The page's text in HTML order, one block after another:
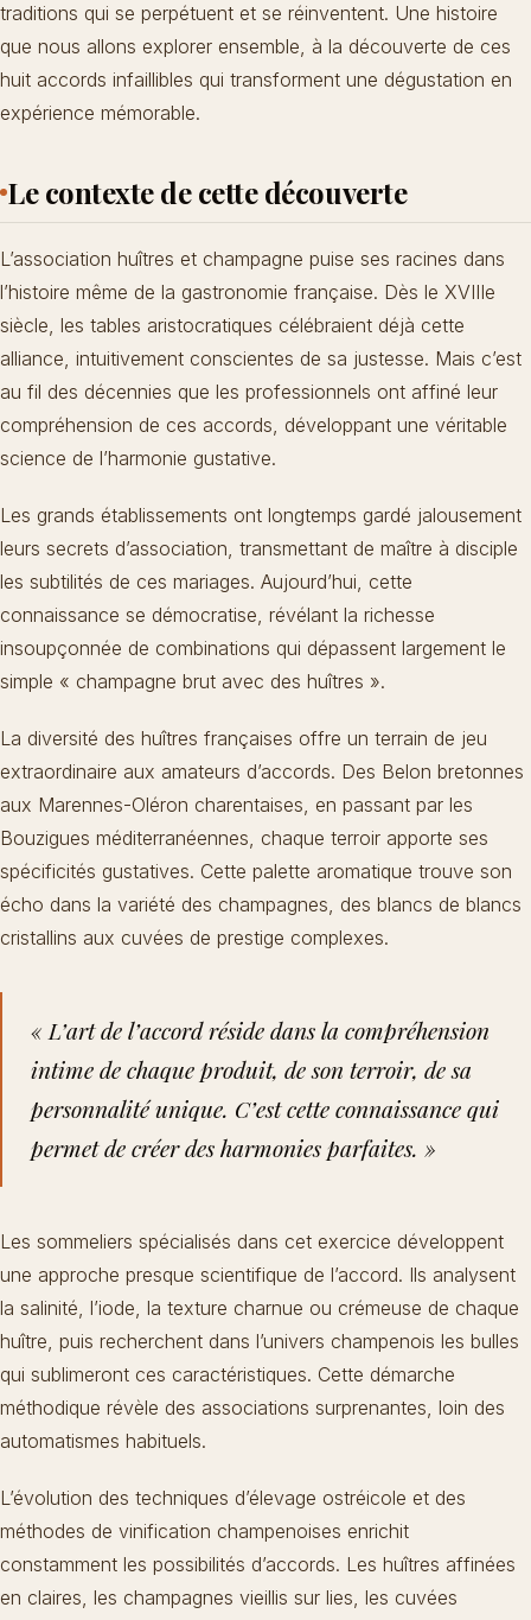
traditions qui se perpétuent et se réinventent. Une histoire
que nous allons explorer ensemble, à la découverte de ces
huit accords infaillibles qui transforment une dégustation en
expérience mémorable.
Le contexte de cette découverte
L’association huîtres et champagne puise ses racines dans
l’histoire même de la gastronomie française. Dès le XVIIIe
siècle, les tables aristocratiques célébraient déjà cette
alliance, intuitivement conscientes de sa justesse. Mais c’est
au fil des décennies que les professionnels ont affiné leur
compréhension de ces accords, développant une véritable
science de l’harmonie gustative.
Les grands établissements ont longtemps gardé jalousement
leurs secrets d’association, transmettant de maître à disciple
les subtilités de ces mariages. Aujourd’hui, cette
connaissance se démocratise, révélant la richesse
insoupçonnée de combinations qui dépassent largement le
simple « champagne brut avec des huîtres ».
La diversité des huîtres françaises offre un terrain de jeu
extraordinaire aux amateurs d’accords. Des Belon bretonnes
aux Marennes-Oléron charentaises, en passant par les
Bouzigues méditerranéennes, chaque terroir apporte ses
spécificités gustatives. Cette palette aromatique trouve son
écho dans la variété des champagnes, des blancs de blancs
cristallins aux cuvées de prestige complexes.
« L’art de l’accord réside dans la compréhension
intime de chaque produit, de son terroir, de sa
personnalité unique. C’est cette connaissance qui
permet de créer des harmonies parfaites. »
Les sommeliers spécialisés dans cet exercice développent
une approche presque scientifique de l’accord. Ils analysent
la salinité, l’iode, la texture charnue ou crémeuse de chaque
huître, puis recherchent dans l’univers champenois les bulles
qui sublimeront ces caractéristiques. Cette démarche
méthodique révèle des associations surprenantes, loin des
automatismes habituels.
L’évolution des techniques d’élevage ostréicole et des
méthodes de vinification champenoises enrichit
constamment les possibilités d’accords. Les huîtres affinées
en claires, les champagnes vieillis sur lies, les cuvées